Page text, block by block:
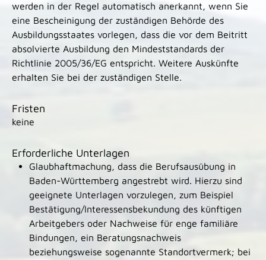
werden in der Regel automatisch anerkannt, wenn Sie
eine Bescheinigung der zuständigen Behörde des
Ausbildungsstaates vorlegen, dass die vor dem Beitritt
absolvierte Ausbildung den Mindeststandards der
Richtlinie 2005/36/EG entspricht. Weitere Auskünfte
erhalten Sie bei der zuständigen Stelle.
Fristen
keine
Erforderliche Unterlagen
Glaubhaftmachung, dass die Berufsausübung in
Baden-Württemberg angestrebt wird. Hierzu sind
geeignete Unterlagen vorzulegen, zum Beispiel
Bestätigung/Interessensbekundung des künftigen
Arbeitgebers oder Nachweise für enge familiäre
Bindungen, ein Beratungsnachweis
beziehungsweise sogenannte Standortvermerk; bei